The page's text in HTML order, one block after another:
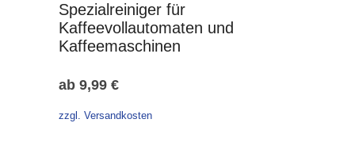
Spezialreiniger für
Kaffeevollautomaten und
Kaffeemaschinen
ab 9,99 €
zzgl. Versandkosten